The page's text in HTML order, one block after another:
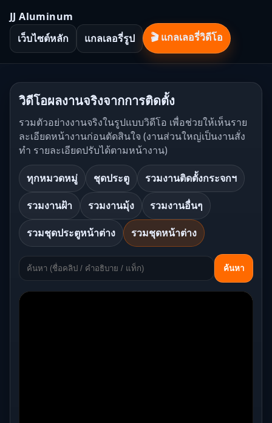
JJ Aluminum
เว็บไซต์หลัก
แกลเลอรี่รูป 🎬 แกลเลอรี่วิดีโอ
วิดีโอผลงานจริงจากการติดตั้ง
รวมตัวอย่างงานจริงในรูปแบบวิดีโอ เพื่อช่วยให้เห็นราย
ละเอียดหน้างานก่อนตัดสินใจ (งานส่วนใหญ่เป็นงานสั่ง
ทำ รายละเอียดปรับได้ตามหน้างาน)
ทุกหมวดหมู่ ชุดประตู รวมงานติดตั้งกระจกฯ
รวมงานฝ้า รวมงานมุ้ง รวมงานอื่นๆ
รวมชุดประตูหน้าต่าง รวมชุดหน้าต่าง
ค้นหา